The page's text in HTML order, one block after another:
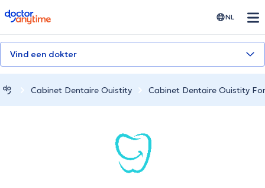
doctoranytime NL
Vind een dokter
Cabinet Dentaire Ouistity Cabinet Dentaire Ouistity